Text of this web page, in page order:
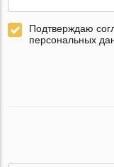
Подтверждаю
персональных